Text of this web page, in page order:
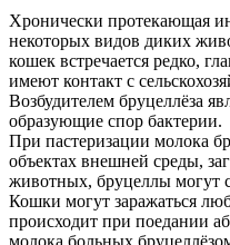
Хронически протекающая
некоторых видов диких
кошек встречается редко,
имеют контакт с
Возбудителем бруцеллёза
образующие спор бактерии.
При пастеризации молока
объектах внешней среды,
животных, бруцеллы могут
Кошки могут заражаться
происходит при поедании
молока больных